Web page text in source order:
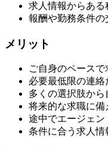
求人情報からある
報酬や勤務条件
メリット
ご自身のペースで
必要最低限の連絡
多くの選択肢から
将来的な求職に備
途中でエージェン
条件に合う求人情